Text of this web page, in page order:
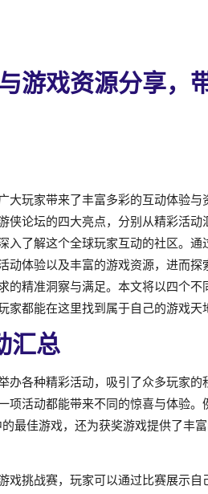
游戏资源分享，
大玩家带来了丰富多彩的互动体验
侠论坛的四大亮点，分别从精彩活动
入了解这个全球玩家互动的社区。通
体验以及丰富的游戏资源，进而探
的精准洞察与满足。本文将以四个不
都能在这里找到属于自己的游戏天
汇总
办各种精彩活动，吸引了众多玩家的
项活动都能带来不同的惊喜与体验。
最佳游戏，还为获奖游戏提供了丰
戏挑战赛，玩家可以通过比赛展示